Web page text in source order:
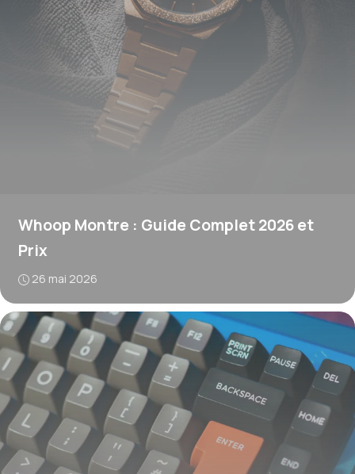
Whoop Montre : Guide Complet 2026 et
Prix
26 mai 2026